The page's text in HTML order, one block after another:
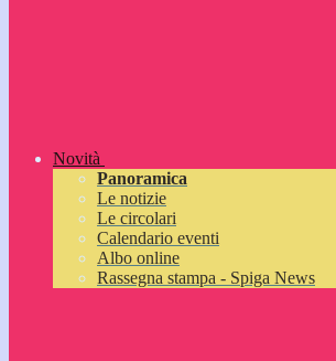
Novità
Panoramica
Le notizie
Le circolari
Calendario eventi
Albo online
Rassegna stampa - Spiga News